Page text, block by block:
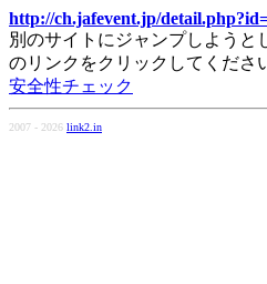
http://ch.jafevent.jp/
別のサイトにジャンプしようと
のリンクをクリックしてくださ
安全性チェック
2007 - 2026 link2.in